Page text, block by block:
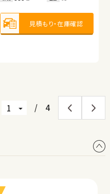
見積もり・在庫確認
見積もり・在庫確認
諸費用：11.0万円（税込）
保証 あり 住所 埼玉県
年式 2022年 走行 1,900km
/ 4